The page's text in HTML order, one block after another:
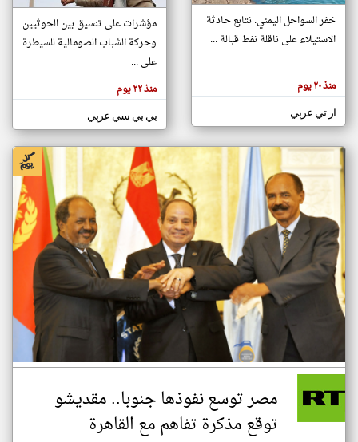
تغيير الدولة
اخبار الصومال على مدار الساعة
أهم اخبار الصومال العاجلة والمباشرة
المقالات
الموجوده
هنا عن
وجهة
نظر
كاتبيها.
خفر السواحل اليمني: نتابع حادثة
الاستيلاء على ناقلة نفط قبالة ...
منذ ٢٠ يوم
ار تي عربي
مؤشرات على تنسيق بين الحوثيين
وحركة الشباب الصومالية للسيطرة
على ...
منذ ٢٢ يوم
بي بي سي عربي
مصر توسع نفوذها جنوبا.. مقديشو
توقع مذكرة تفاهم مع القاهرة
klyoum.com